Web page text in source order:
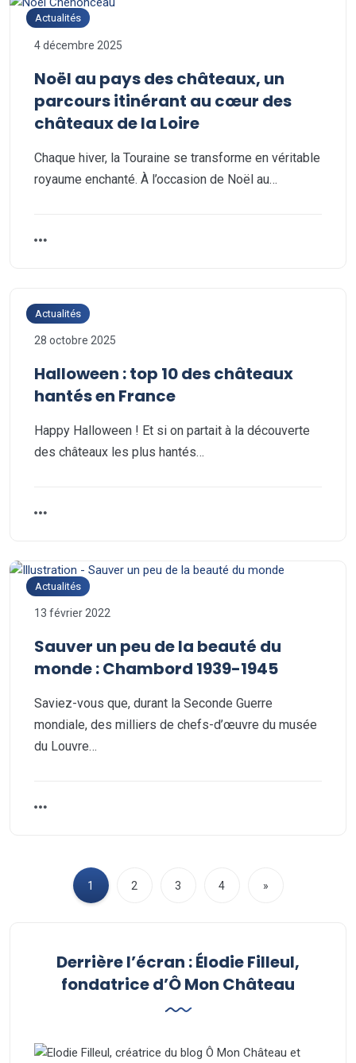
Actualités
4 décembre 2025
Noël au pays des châteaux, un
parcours itinérant au cœur des
châteaux de la Loire
Chaque hiver, la Touraine se transforme en véritable
royaume enchanté. À l’occasion de Noël au…
Actualités
28 octobre 2025
Halloween : top 10 des châteaux
hantés en France
Happy Halloween ! Et si on partait à la découverte
des châteaux les plus hantés…
Actualités
13 février 2022
Sauver un peu de la beauté du
monde : Chambord 1939-1945
Saviez-vous que, durant la Seconde Guerre
mondiale, des milliers de chefs-d’œuvre du musée
du Louvre…
1 2 3 4 »
Derrière l’écran : Élodie Filleul,
fondatrice d’Ô Mon Château